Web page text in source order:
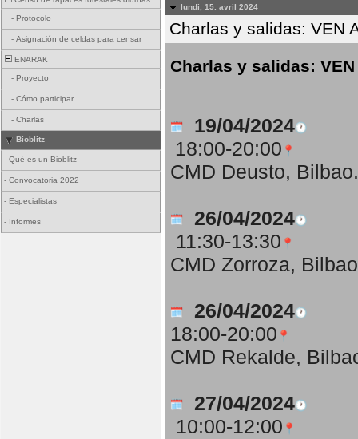
- Protocolo
- Asignación de celdas para censar
ENARAK
- Proyecto
- Cómo participar
- Charlas
Bioblitz
- Qué es un Bioblitz
- Convocatoria 2022
- Especialistas
- Informes
lundi, 15. avril 2024
Charlas y salidas: VEN
Charlas y salidas: VEN
19/04/2024
18:00-20:00
CMD Deusto, Bilbao.
26/04/2024
11:30-13:30
CMD Zorroza,
26/04/2024
18:00-20:00
CMD Rekalde,
27/04/2024
10:00-12:00